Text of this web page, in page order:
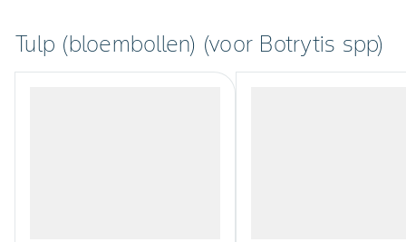
Tulp (bloembollen) (voor Botrytis spp)